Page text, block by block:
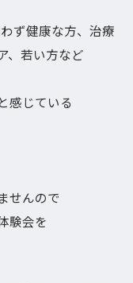
ず健康な方、治療
、若い方など
感じている
せんので
験会を